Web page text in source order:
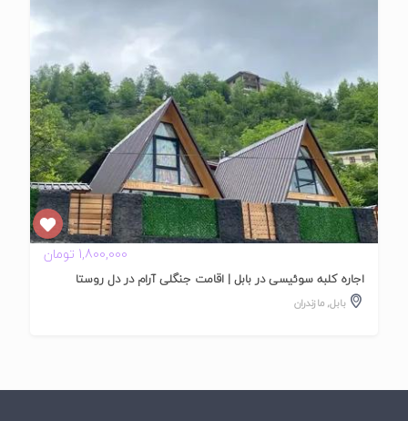
1,800,000 تومان
اجاره کلبه سوئیسی در بابل | اقامت جنگلی آرام در دل روستا
بابل, مازندران